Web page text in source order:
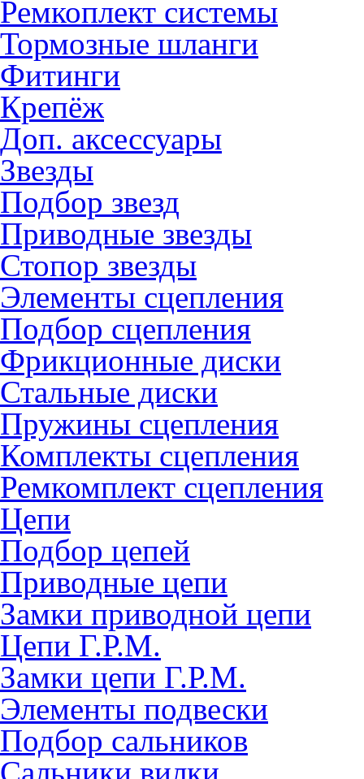
Ремкоплект системы
Тормозные шланги
Фитинги
Крепёж
Доп. аксессуары
Звезды
Подбор звезд
Приводные звезды
Стопор звезды
Элементы сцепления
Подбор сцепления
Фрикционные диски
Стальные диски
Пружины сцепления
Комплекты сцепления
Ремкомплект сцепления
Цепи
Подбор цепей
Приводные цепи
Замки приводной цепи
Цепи Г.Р.М.
Замки цепи Г.Р.М.
Элементы подвески
Подбор сальников